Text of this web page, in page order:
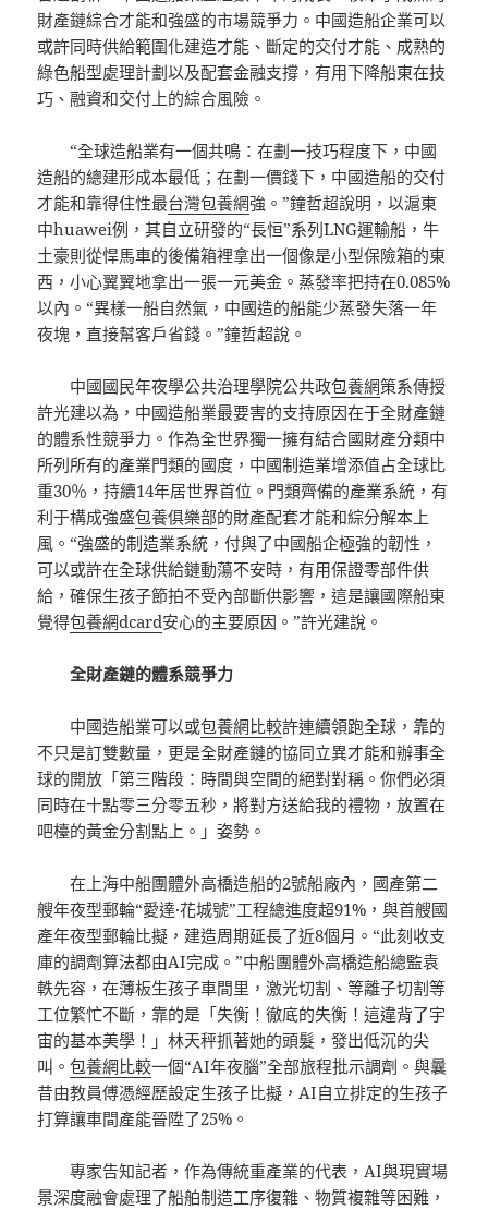
財產鏈綜合才能和強盛的市場競爭力。中國造船企業可以
或許同時供給範圍化建造才能、斷定的交付才能、成熟的
綠色船型處理計劃以及配套金融支撐，有用下降船東在技
巧、融資和交付上的綜合風險。
“全球造船業有一個共鳴：在劃一技巧程度下，中國
造船的總建形成本最低；在劃一價錢下，中國造船的交付
才能和靠得住性最台灣包養網強。”鐘哲超說明，以滬東
中huawei例，其自立研發的“長恒”系列LNG運輸船，牛
土豪則從悍馬車的後備箱裡拿出一個像是小型保險箱的東
西，小心翼翼地拿出一張一元美金。蒸發率把持在0.085%
以內。“異樣一船自然氣，中國造的船能少蒸發失落一年
夜塊，直接幫客戶省錢。”鐘哲超說。
中國國民年夜學公共治理學院公共政包養網策系傳授
許光建以為，中國造船業最要害的支持原因在于全財產鏈
的體系性競爭力。作為全世界獨一擁有結合國財產分類中
所列所有的產業門類的國度，中國制造業增添值占全球比
重30％，持續14年居世界首位。門類齊備的產業系統，有
利于構成強盛包養俱樂部的財產配套才能和綜分解本上
風。“強盛的制造業系統，付與了中國船企極強的韌性，
可以或許在全球供給鏈動蕩不安時，有用保證零部件供
給，確保生孩子節拍不受內部斷供影響，這是讓國際船東
覺得包養網dcard安心的主要原因。”許光建說。
全財產鏈的體系競爭力
中國造船業可以或包養網比較許連續領跑全球，靠的
不只是訂雙數量，更是全財產鏈的協同立異才能和辦事全
球的開放「第三階段：時間與空間的絕對對稱。你們必須
同時在十點零三分零五秒，將對方送給我的禮物，放置在
吧檯的黃金分割點上。」姿勢。
在上海中船團體外高橋造船的2號船廠內，國產第二
艘年夜型郵輪“愛達·花城號”工程總進度超91%，與首艘國
產年夜型郵輪比擬，建造周期延長了近8個月。“此刻收支
庫的調劑算法都由AI完成。”中船團體外高橋造船總監袁
軼先容，在薄板生孩子車間里，激光切割、等離子切割等
工位繁忙不斷，靠的是「失衡！徹底的失衡！這違背了宇
宙的基本美學！」林天秤抓著她的頭髮，發出低沉的尖
叫。包養網比較一個“AI年夜腦”全部旅程批示調劑。與曩
昔由教員傅憑經歷設定生孩子比擬，AI自立排定的生孩子
打算讓車間產能晉陞了25%。
專家告知記者，作為傳統重產業的代表，AI與現實場
景深度融會處理了船舶制造工序復雜、物質複雜等困難，